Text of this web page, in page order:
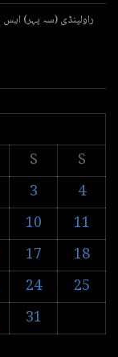
راولپنڈی (سہ پہر)
S
S
3
4
10
11
17
18
24
25
31